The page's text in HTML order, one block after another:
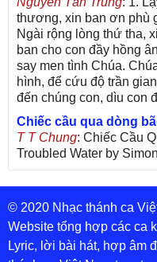
thương, xin ban ơn phù
Ngài rộng lòng thứ tha,
ban cho con đầy hồng
say men tình Chúa.
hình, để cứu độ trần
đến chúng con, dìu con
Chiếc cầu qua dòng
T T Chung: Chiếc Cầu
Troubled Water by
26, 1970) Lời Việt:
Chung Tử Lưu
De Colores! (Lời Việt)
Son Vu: Bài hát có lời
Bài ca dâng Mẹ
© 2020 Nhạc thánh ca
Website tổng hợp các ca
Lyric, lời bài hát, hợp âm